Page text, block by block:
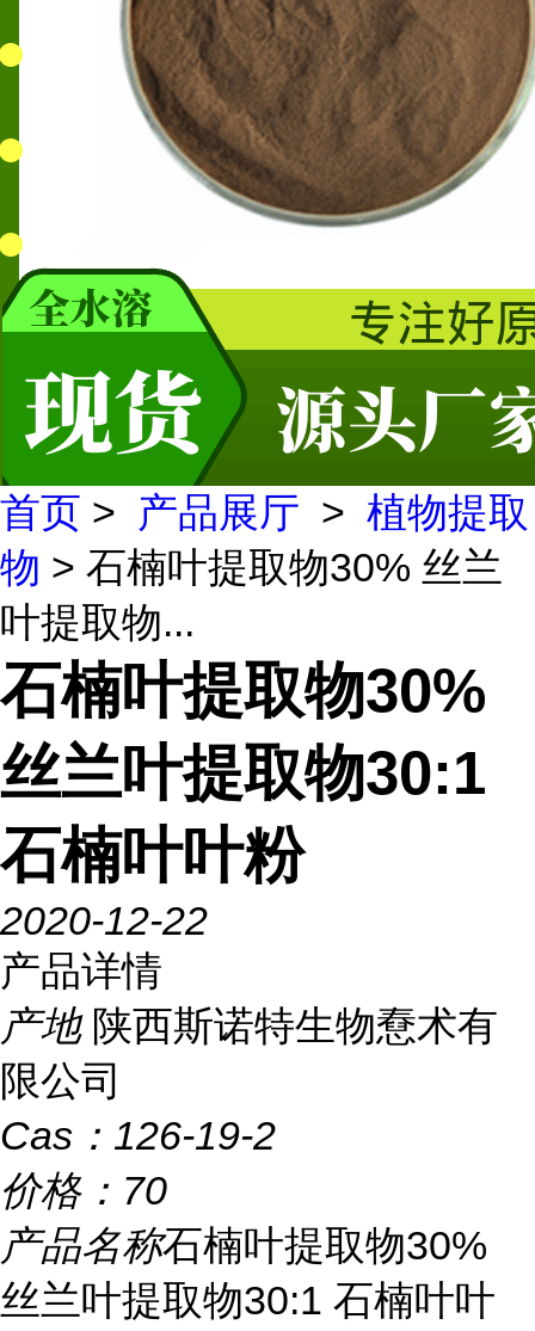
首页 > 产品展厅 > 植物提取
物 > 石楠叶提取物30% 丝兰
叶提取物...
石楠叶提取物30%
丝兰叶提取物30:1
石楠叶叶粉
2020-12-22
产品详情
产地 陕西斯诺特生物憃术有
限公司
Cas： 126-19-2
价格： 70
产品名称石楠叶提取物30%
丝兰叶提取物30:1 石楠叶叶